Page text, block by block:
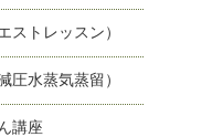
ストレッスン）
圧水蒸気蒸留）
講座